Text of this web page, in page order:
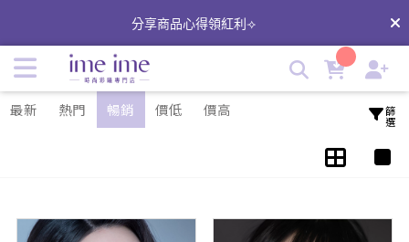
分享商品心得領紅利⟢
最新 熱門 暢銷 價低 價高 篩選